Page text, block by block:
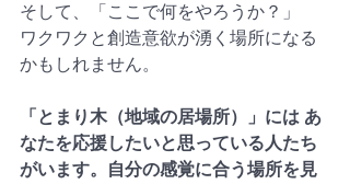
そして、「ここで何をやろうか？」
ワクワクと創造意欲が湧く場所になる
かもしれません。
「とまり木（地域の居場所）」には あ
なたを応援したいと思っている人たち
がいます。自分の感覚に合う場所を見